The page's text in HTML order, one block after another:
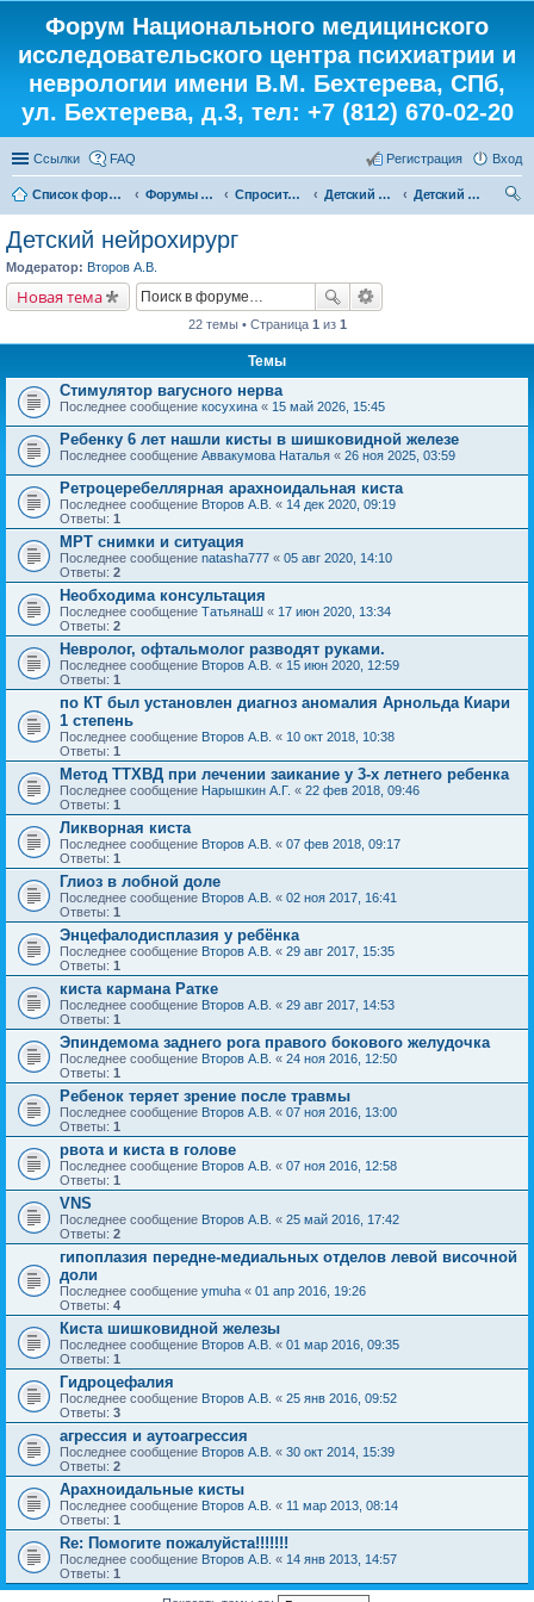
Форум Национального медицинского
исследовательского центра психиатрии и
неврологии имени В.М. Бехтерева, СПб,
ул. Бехтерева, д.3, тел: +7 (812) 670-02-20
Ссылки FAQ Вход
Регистрация
Список форумов Форумы института Спросите у доктора Детский кабинет
Детский нейрохирург
Детский нейрохирург
Модератор: Второв А.В.
Новая тема
22 темы • Страница 1 из 1
Темы
Стимулятор вагусного нерва
Последнее сообщение косухина « 15 май 2026, 15:45
Ребенку 6 лет нашли кисты в шишковидной железе
Последнее сообщение Аввакумова Наталья « 26 ноя 2025, 03:59
Ретроцеребеллярная арахноидальная киста
Последнее сообщение Второв А.В. « 14 дек 2020, 09:19
Ответы: 1
МРТ снимки и ситуация
Последнее сообщение natasha777 « 05 авг 2020, 14:10
Ответы: 2
Необходима консультация
Последнее сообщение ТатьянаШ « 17 июн 2020, 13:34
Ответы: 2
Невролог, офтальмолог разводят руками.
Последнее сообщение Второв А.В. « 15 июн 2020, 12:59
Ответы: 1
по КТ был установлен диагноз аномалия Арнольда Киари
1 степень
Последнее сообщение Второв А.В. « 10 окт 2018, 10:38
Ответы: 1
Метод ТТХВД при лечении заикание у 3-х летнего ребенка
Последнее сообщение Нарышкин А.Г. « 22 фев 2018, 09:46
Ответы: 1
Ликворная киста
Последнее сообщение Второв А.В. « 07 фев 2018, 09:17
Ответы: 1
Глиоз в лобной доле
Последнее сообщение Второв А.В. « 02 ноя 2017, 16:41
Ответы: 1
Энцефалодисплазия у ребёнка
Последнее сообщение Второв А.В. « 29 авг 2017, 15:35
Ответы: 1
киста кармана Ратке
Последнее сообщение Второв А.В. « 29 авг 2017, 14:53
Ответы: 1
Эпиндемома заднего рога правого бокового желудочка
Последнее сообщение Второв А.В. « 24 ноя 2016, 12:50
Ответы: 1
Ребенок теряет зрение после травмы
Последнее сообщение Второв А.В. « 07 ноя 2016, 13:00
Ответы: 1
рвота и киста в голове
Последнее сообщение Второв А.В. « 07 ноя 2016, 12:58
Ответы: 1
VNS
Последнее сообщение Второв А.В. « 25 май 2016, 17:42
Ответы: 2
гипоплазия передне-медиальных отделов левой височной
доли
Последнее сообщение ymuha « 01 апр 2016, 19:26
Ответы: 4
Киста шишковидной железы
Последнее сообщение Второв А.В. « 01 мар 2016, 09:35
Ответы: 1
Гидроцефалия
Последнее сообщение Второв А.В. « 25 янв 2016, 09:52
Ответы: 3
агрессия и аутоагрессия
Последнее сообщение Второв А.В. « 30 окт 2014, 15:39
Ответы: 2
Арахноидальные кисты
Последнее сообщение Второв А.В. « 11 мар 2013, 08:14
Ответы: 1
Re: Помогите пожалуйста!!!!!!!
Последнее сообщение Второв А.В. « 14 янв 2013, 14:57
Ответы: 1